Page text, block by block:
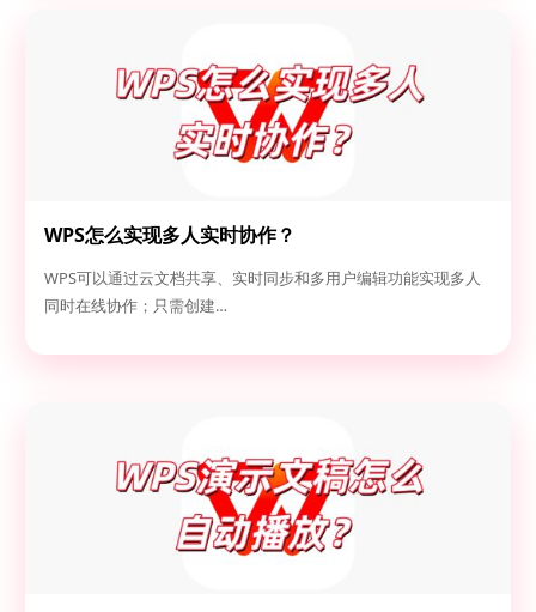
WPS怎么实现多人实时协作？
WPS可以通过云文档共享、实时同步和多用户编辑功能实现多人
同时在线协作；只需创建…